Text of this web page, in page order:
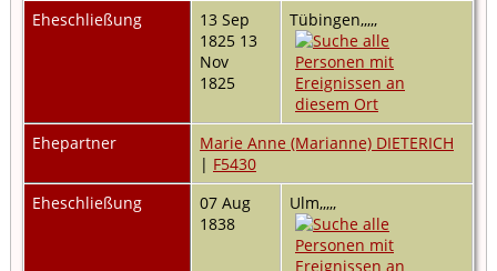
Eheschließung
13 Sep
1825 13
Nov
1825
Tübingen,,,,,
Ehepartner
Marie Anne (Marianne) DIETERICH
| F5430
Eheschließung
07 Aug
1838
Ulm,,,,,